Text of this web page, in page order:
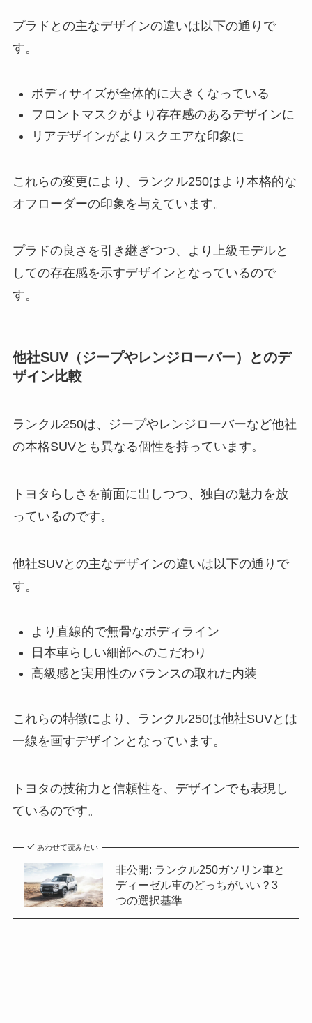
プラドとの主なデザインの違いは以下の通りで
す。
ボディサイズが全体的に大きくなっている
フロントマスクがより存在感のあるデザインに
リアデザインがよりスクエアな印象に
これらの変更により、ランクル250はより本格的な
オフローダーの印象を与えています。
プラドの良さを引き継ぎつつ、より上級モデルと
しての存在感を示すデザインとなっているので
す。
他社SUV（ジープやレンジローバー）とのデ
ザイン比較
ランクル250は、ジープやレンジローバーなど他社
の本格SUVとも異なる個性を持っています。
トヨタらしさを前面に出しつつ、独自の魅力を放
っているのです。
他社SUVとの主なデザインの違いは以下の通りで
す。
より直線的で無骨なボディライン
日本車らしい細部へのこだわり
高級感と実用性のバランスの取れた内装
これらの特徴により、ランクル250は他社SUVとは
一線を画すデザインとなっています。
トヨタの技術力と信頼性を、デザインでも表現し
ているのです。
あわせて読みたい
非公開: ランクル250ガソリン車と
ディーゼル車のどっちがいい？3
つの選択基準